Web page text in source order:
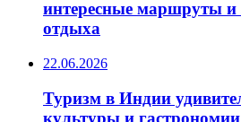
интересные маршруты и
отдыха
22.06.2026
Туризм в Индии
культуры и